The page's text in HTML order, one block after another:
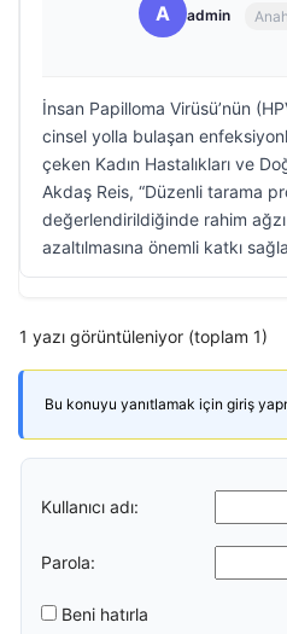
A admin
İnsan Papilloma Virüsü’nün
cinsel yolla bulaşan
çeken Kadın Hastalıkları ve
Akdaş Reis, “Düzenli tarama
değerlendirildiğinde rahim
azaltılmasına önemli katkı
1 yazı görüntüleniyor (toplam 1)
Bu konuyu yanıtlamak için giriş
Kullanıcı adı:
Parola:
Beni hatırla